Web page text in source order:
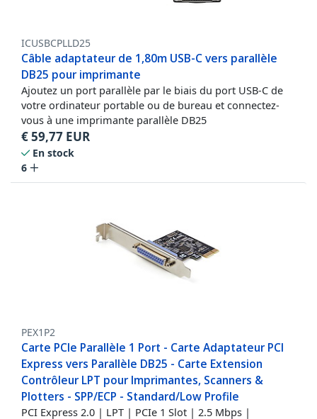
ICUSBCPLLD25
Câble adaptateur de 1,80m USB-C vers parallèle
DB25 pour imprimante
Ajoutez un port parallèle par le biais du port USB-C de
votre ordinateur portable ou de bureau et connectez-
vous à une imprimante parallèle DB25
€59,77 EUR
En stock
6
PEX1P2
Carte PCIe Parallèle 1 Port - Carte Adaptateur PCI
Express vers Parallèle DB25 - Carte Extension
Contrôleur LPT pour Imprimantes, Scanners &
Plotters - SPP/ECP - Standard/Low Profile
PCI Express 2.0 | LPT | PCIe 1 Slot | 2.5 Mbps |